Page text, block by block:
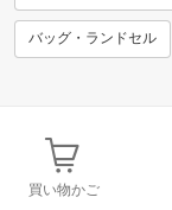
バッグ・ランドセル
買い物かご